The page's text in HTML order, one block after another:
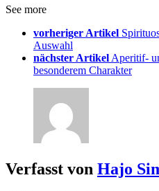
See more
vorheriger Artikel
Auswahl
nächster Artikel Aperitif-
besonderem Charakter
Verfasst von Hajo